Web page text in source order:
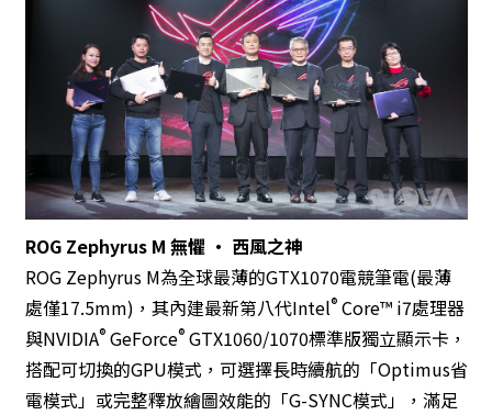
ROG Zephyrus M 無懼 ‧ 西風之神
ROG Zephyrus M為全球最薄的GTX1070電競筆電(最薄
處僅17.5mm)，其內建最新第八代Intel®Core™ i7處理器
與NVIDIA®GeForce®GTX1060/1070標準版獨立顯示卡，
搭配可切換的GPU模式，可選擇長時續航的「Optimus省
電模式」或完整釋放繪圖效能的「G-SYNC模式」，滿足